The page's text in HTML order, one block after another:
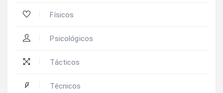
Físicos
Psicológicos
Tácticos
Técnicos